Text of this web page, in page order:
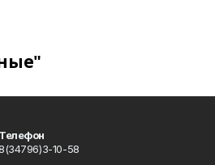
Телефон
10-58